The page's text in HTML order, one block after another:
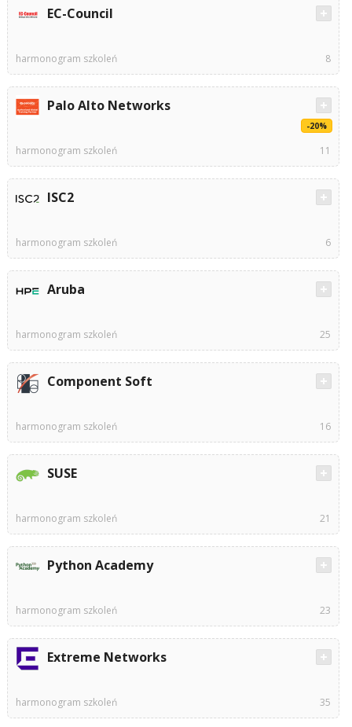
EC-Council
harmonogram szkoleń 8
Palo Alto Networks
-20%
harmonogram szkoleń 11
ISC2
harmonogram szkoleń 6
Aruba
harmonogram szkoleń 25
Component Soft
harmonogram szkoleń 16
SUSE
harmonogram szkoleń 21
Python Academy
harmonogram szkoleń 23
Extreme Networks
harmonogram szkoleń 35